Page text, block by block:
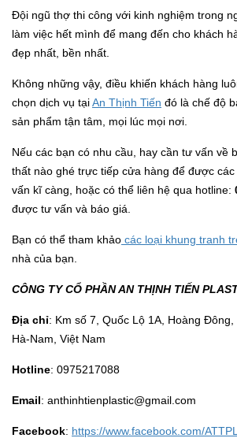
Đội ngũ thợ thi công với kinh nghiệm trong
làm việc hết mình để mang đến cho khách
đẹp nhất, bền nhất.
Không những vậy, điều khiến khách hàng
chọn dịch vụ tạiAn Thịnh Tiến đó là chế độ
sản phẩm tận tâm, mọi lúc mọi nơi.
Nếu các bạn có nhu cầu, hay cần tư vấn về
thất nào ghé trực tiếp cửa hàng để được
vấn kĩ càng, hoặc có thể liên hệ qua hotline:
được tư vấn và báo giá.
Bạn có thể tham khảo các loại khung tranh
nhà của bạn.
CÔNG TY CỔ PHẦN AN THỊNH TIẾN
Địa chỉ: Km số 7, Quốc Lộ 1A, Hoàng Đông,
Hà-Nam, Việt Nam
Hotline: 0975217088
Email: anthinhtienplastic@gmail.com
Facebook: https://www.facebook.com/